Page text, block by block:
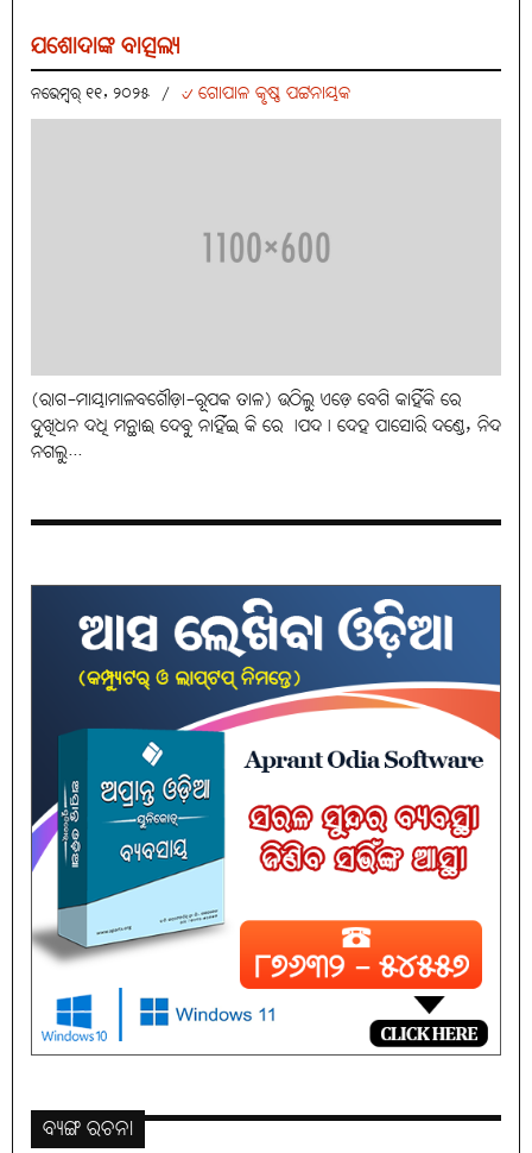
ଯଶୋଦାଙ୍କ ବାତ୍ସଲ୍ୟ
ନଭେମ୍ବର୍ ୧୧, ୨୦୨୫ / ୰ ଗୋପାଳ କୃଷ୍ଣ ପଟ୍ଟନାୟକ
(ରାଗ-ମାୟାମାଳବଗୌଡ଼ା-ରୂପକ ତାଳ) ଉଠିଲୁ ଏଡ଼େ ବେଗି କାହିଁକି ରେ
ଦୁଖିଧନ ଦଧି ମନ୍ଥାଈ ଦେବୁ ନାହିଁଇ କି ରେ ।ପଦ। ଦେହ ପାସୋରି ଦଣ୍ଡେ, ନିଦ
ନଗଲୁ...
ବ୍ୟଙ୍ଗ ରଚନା